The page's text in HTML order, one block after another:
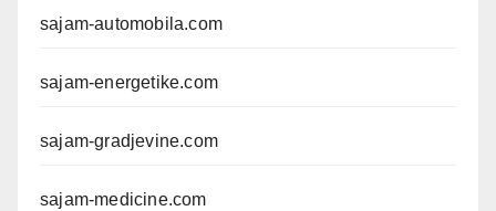
sajam-automobila.com
sajam-energetike.com
sajam-gradjevine.com
sajam-medicine.com